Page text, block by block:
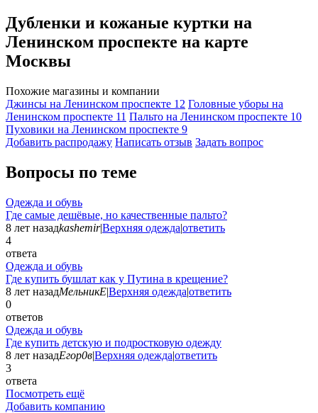
Дубленки и кожаные куртки на
Ленинском проспекте на карте
Москвы
Похожие магазины и компании
Джинсы на Ленинском проспекте 12 Головные уборы на
Ленинском проспекте 11 Пальто на Ленинском проспекте 10
Пуховики на Ленинском проспекте 9
Добавить раcпродажу Написать отзыв Задать вопрос
Вопросы по теме
Одежда и обувь
Где самые дешёвые, но качественные пальто?
8 лет назадkashemir|Верхняя одежда|ответить
4
ответа
Одежда и обувь
Где купить бушлат как у Путина в крещение?
8 лет назадМельникЕ|Верхняя одежда|ответить
0
ответов
Одежда и обувь
Где купить детскую и подростковую одежду
8 лет назадЕгор0в|Верхняя одежда|ответить
3
ответа
Посмотреть ещё
Добавить компанию